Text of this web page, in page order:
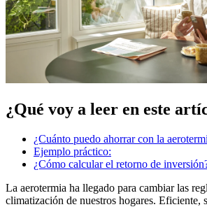
¿Qué voy a leer en este
¿Cuánto puedo ahorrar con la
Ejemplo práctico:
¿Cómo calcular el retorno de
La aerotermia ha llegado para cambiar las
climatización de nuestros hogares. Eficiente,